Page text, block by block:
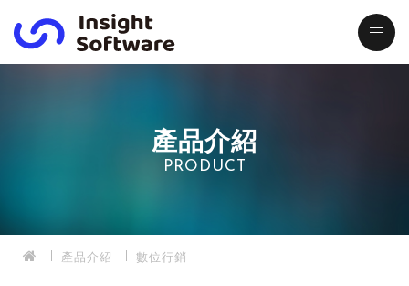
產品介紹
PRODUCT
產品介紹 數位行銷